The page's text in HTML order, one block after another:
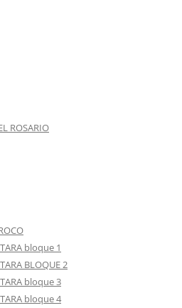
ROSARIO
bloque 1
BLOQUE 2
bloque 3
bloque 4